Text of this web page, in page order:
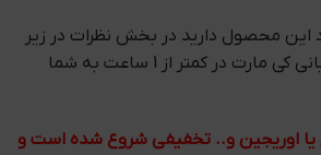
این محصول دارید در بخش نظرات در زیر
ارسال کنید تیم پشتیبانی کی مارت در کمتر از 1 ساعت به شما
یا اوریجین و.. تخفیفی شروع شده است و